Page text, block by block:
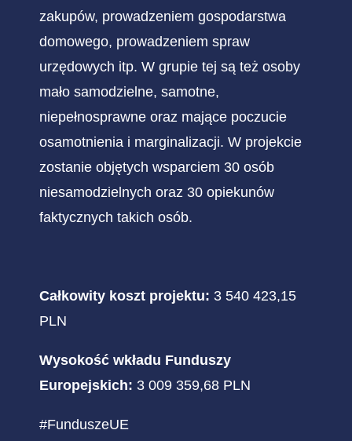
zakupów, prowadzeniem gospodarstwa
domowego, prowadzeniem spraw
urzędowych itp. W grupie tej są też osoby
mało samodzielne, samotne,
niepełnosprawne oraz mające poczucie
osamotnienia i marginalizacji. W projekcie
zostanie objętych wsparciem 30 osób
niesamodzielnych oraz 30 opiekunów
faktycznych takich osób.
Całkowity koszt projektu: 3 540 423,15
PLN
Wysokość wkładu Funduszy
Europejskich: 3 009 359,68 PLN
#FunduszeUE